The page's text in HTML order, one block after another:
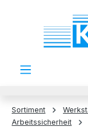
Zum Hauptinhalt
Sortiment
Arbeitssicherheit